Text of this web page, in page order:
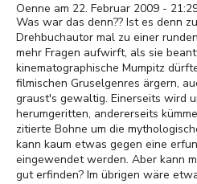
Oenne am 22. Februar 2009 -
Was war das denn?? Ist es denn
Drehbuchautor mal zu einer
mehr Fragen aufwirft, als sie
kinematographische Mumpitz
filmischen Gruselgenres ärgern,
graust's gewaltig. Einerseits wird
herumgeritten, andererseits
zitierte Bohne um die
kann kaum etwas gegen eine
eingewendet werden. Aber kann
gut erfinden? Im übrigen wäre